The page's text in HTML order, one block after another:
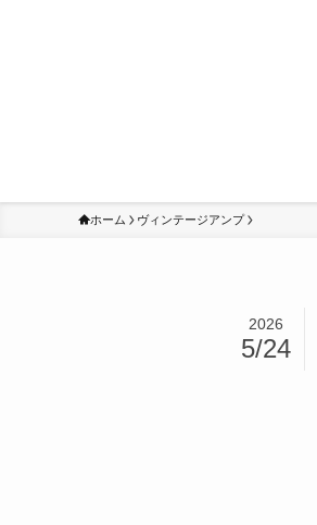
ホーム ヴィンテージアンプ
2026
5/24